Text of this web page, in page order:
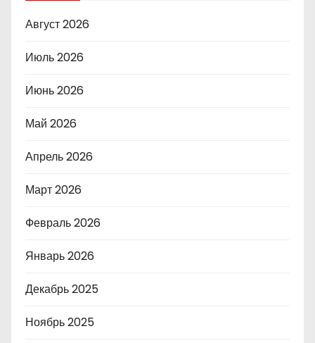
Август 2026
Июль 2026
Июнь 2026
Май 2026
Апрель 2026
Март 2026
Февраль 2026
Январь 2026
Декабрь 2025
Ноябрь 2025